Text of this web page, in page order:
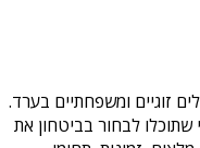
זוגיים ומשפחתיים בערד.
לבחור בביטחון את